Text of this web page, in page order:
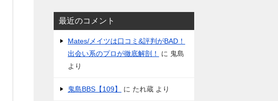
最近のコメント
Mates/メイツは口コミ&評判がBAD！
出会い系のプロが徹底解剖！
に 鬼島
より
鬼島BBS【109】 に たれ蔵 より